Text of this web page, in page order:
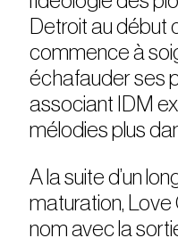
Detroit au début
commence à
échafauder ses
associant IDM
mélodies plus
A la suite d’un
maturation, Love
nom avec la